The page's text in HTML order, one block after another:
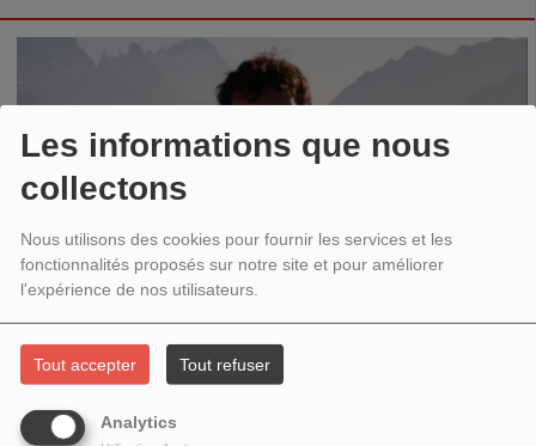
Les informations que nous
collectons
Nous utilisons des cookies pour fournir les services et les
fonctionnalités proposés sur notre site et pour améliorer
l'expérience de nos utilisateurs.
Tout accepter Tout refuser
Analytics
France : 6 500 km pour redessiner l’hexagone
Parcourir la France et découvrir ce qu’elle propose.